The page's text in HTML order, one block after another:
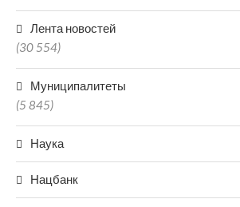
Лента новостей
(30 554)
Муниципалитеты
(5 845)
Наука
Нацбанк